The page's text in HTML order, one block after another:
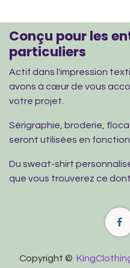
Conçu pour les
particuliers
Actif dans l'impression
avons à cœur de vous
votre projet.
Sérigraphie, broderie,
seront utilisées en
Du sweat-shirt
que vous trouverez ce
Copyright ©